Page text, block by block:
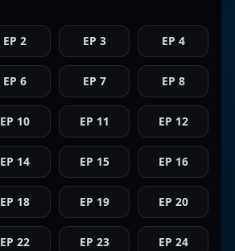
EP 2 EP 3 EP 4
EP 6 EP 7 EP 8
EP 10 EP 11 EP 12
EP 14 EP 15 EP 16
EP 18 EP 19 EP 20
EP 22 EP 23 EP 24